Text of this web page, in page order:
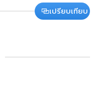
เปรียบเทียบ